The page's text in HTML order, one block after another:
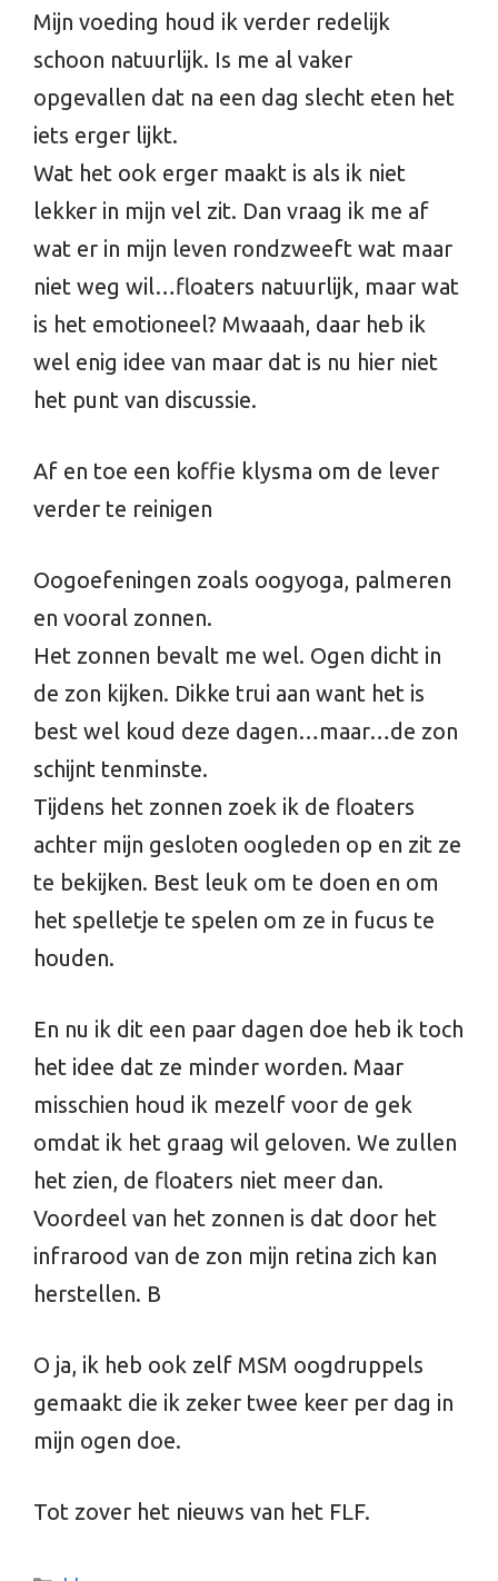
Mijn voeding houd ik verder redelijk
schoon natuurlijk. Is me al vaker
opgevallen dat na een dag slecht eten het
iets erger lijkt.
Wat het ook erger maakt is als ik niet
lekker in mijn vel zit. Dan vraag ik me af
wat er in mijn leven rondzweeft wat maar
niet weg wil…floaters natuurlijk, maar wat
is het emotioneel? Mwaaah, daar heb ik
wel enig idee van maar dat is nu hier niet
het punt van discussie.
Af en toe een koffie klysma om de lever
verder te reinigen
Oogoefeningen zoals oogyoga, palmeren
en vooral zonnen.
Het zonnen bevalt me wel. Ogen dicht in
de zon kijken. Dikke trui aan want het is
best wel koud deze dagen…maar…de zon
schijnt tenminste.
Tijdens het zonnen zoek ik de floaters
achter mijn gesloten oogleden op en zit ze
te bekijken. Best leuk om te doen en om
het spelletje te spelen om ze in fucus te
houden.
En nu ik dit een paar dagen doe heb ik toch
het idee dat ze minder worden. Maar
misschien houd ik mezelf voor de gek
omdat ik het graag wil geloven. We zullen
het zien, de floaters niet meer dan.
Voordeel van het zonnen is dat door het
infrarood van de zon mijn retina zich kan
herstellen. B
O ja, ik heb ook zelf MSM oogdruppels
gemaakt die ik zeker twee keer per dag in
mijn ogen doe.
Tot zover het nieuws van het FLF.